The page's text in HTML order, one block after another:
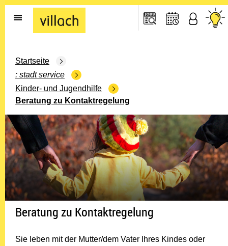
Gehe zur Startseite
Startseite
stadt service
Kinder- und Jugendhilfe
Beratung zu Kontaktregelung
Beratung zu Kontaktregelung
Sie leben mit der Mutter/dem Vater Ihres Kindes oder